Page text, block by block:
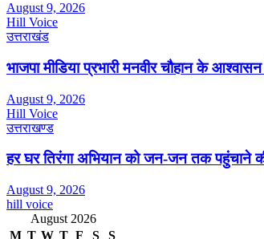
August 9, 2026
Hill Voice
उत्तराखंड
भाजपा मीडिया प्रभारी मनवीर चौहान के
August 9, 2026
Hill Voice
उत्तराखण्ड
हर घर तिरंगा अभियान को जन-जन तक पहुंचाने
August 9, 2026
hill voice
August 2026
M T W T F S S